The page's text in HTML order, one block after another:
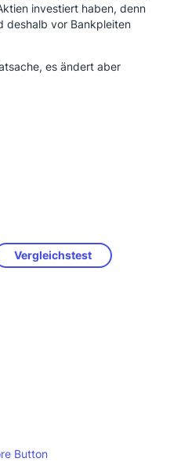
investiert haben, denn
deshalb vor Bankpleiten
es ändert aber
Vergleichstest